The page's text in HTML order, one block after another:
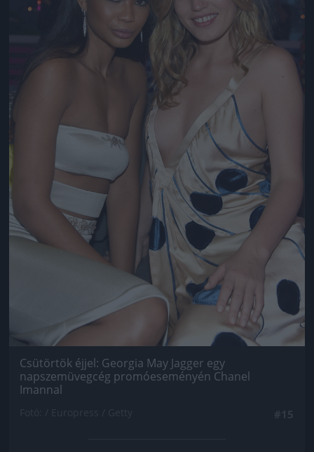
Csütörtök éjjel: Georgia May Jagger egy
napszemüvegcég promóeseményén Chanel
Imannal